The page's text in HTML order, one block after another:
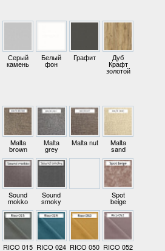
Серый
камень
Белый
фон
Графит Дуб
Крафт
золотой
Malta
brown
Malta
grey
Malta nut Malta
sand
Sound
mokkо
Sound
smoky
Spot
beige
RICO 015 RICO 024 RICO 050 RICO 052